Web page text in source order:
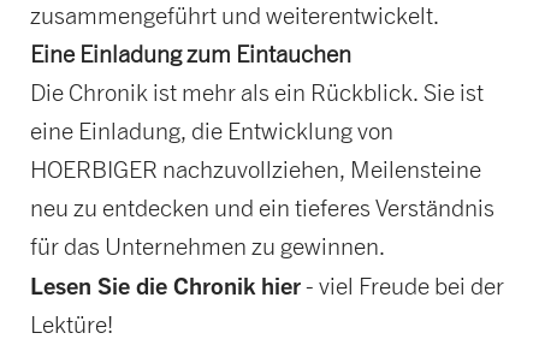
zusammengeführt und weiterentwickelt.
Eine Einladung zum Eintauchen
Die Chronik ist mehr als ein Rückblick. Sie ist
eine Einladung, die Entwicklung von
HOERBIGER nachzuvollziehen, Meilensteine
neu zu entdecken und ein tieferes Verständnis
für das Unternehmen zu gewinnen.
Lesen Sie die Chronik hier- viel Freude bei der
Lektüre!